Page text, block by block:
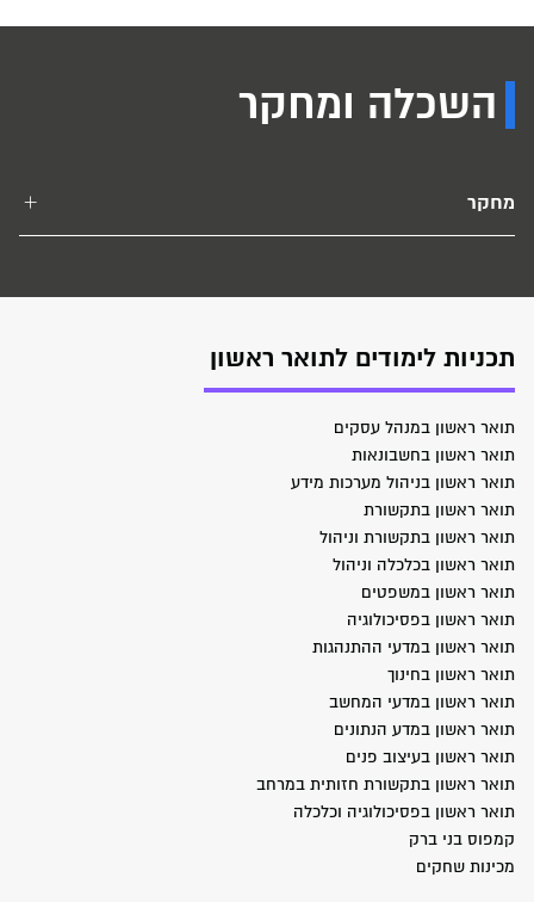
השכלה ומחקר
מחקר
תכניות לימודים לתואר ראשון
תואר ראשון במנהל עסקים
תואר ראשון בחשבונאות
תואר ראשון בניהול מערכות מידע
תואר ראשון בתקשורת
תואר ראשון בתקשורת וניהול
תואר ראשון בכלכלה וניהול
תואר ראשון במשפטים
תואר ראשון בפסיכולוגיה
תואר ראשון במדעי ההתנהגות
תואר ראשון בחינוך
תואר ראשון במדעי המחשב
תואר ראשון במדע הנתונים
תואר ראשון בעיצוב פנים
תואר ראשון בתקשורת חזותית במרחב
תואר ראשון בפסיכולוגיה וכלכלה
קמפוס בני ברק
מכינות שחקים